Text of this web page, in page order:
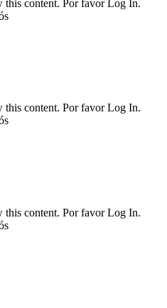
this content. Por favor Log In.
this content. Por favor Log In.
this content. Por favor Log In.